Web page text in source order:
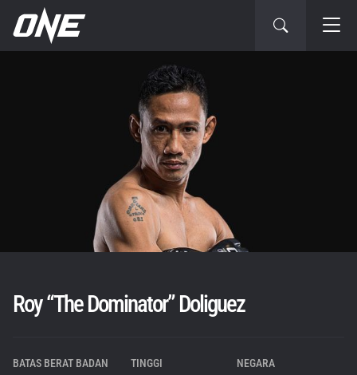
Roy “The Dominator” Doliguez
BATAS BERAT BADAN TINGGI NEGARA